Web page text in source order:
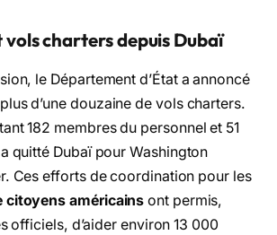
vols charters depuis Dubaï
le Département d’État a annoncé
d’une douzaine de vols charters.
182 membres du personnel et 51
quitté Dubaï pour Washington
Ces efforts de coordination pour les
citoyens américains ont permis,
officiels, d’aider environ 13 000